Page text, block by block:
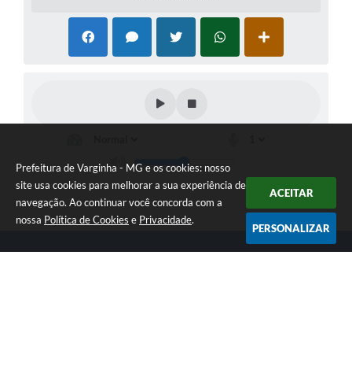
Prefeitura de Varginha - MG e os cookies: nosso
site usa cookies para melhorar a sua experiência de
navegação. Ao continuar você concorda com a
nossa Política de Cookies e Privacidade.
ACEITAR
PERSONALIZAR